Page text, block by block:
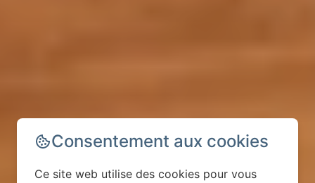
Consentement aux cookies
Ce site web utilise des cookies pour vous